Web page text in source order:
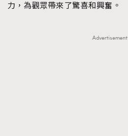
力，為觀眾帶來了驚喜和興奮。
Advertisement